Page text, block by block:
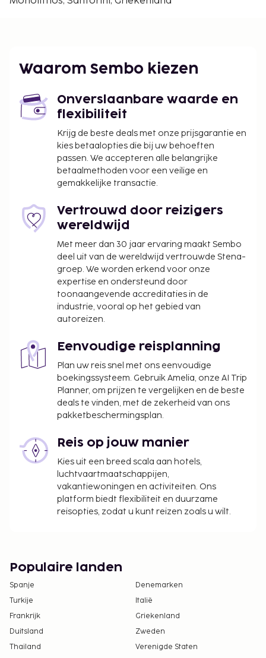
De volgende kosten dienen bij de accommodatie te
toepasselijke belastingen zijn:
Er wordt een stadsbelasting door de stad geïnd
en bij de accommodatie in rekening gebracht.
Deze belasting wordt per seizoen aangepast en
geldt mogelijk niet het hele jaar lang. Er gelden
mogelijk ook andere uitzonderingen en
kortingen. Neem voor meer informatie contact
contactgegevens in de boekingsbevestiging.
De stad heft de volgende belasting: van 1
november tot 31 maart betaal je EUR 0.50 per
accommodatie, per nacht.
De stad heft de volgende belasting: van 1 april
tot 31 oktober betaal je EUR 2.00 per
accommodatie, per nacht.
We hebben alle kosten vermeld die de
Wegens de nationale wetgeving mogen
contante betalingen bij deze accommodatie
het bedrag van EUR 500 niet overschrijden.
Neem voor meer informatie contact op met de
accommodatie via de gegevens in de
Waarom Sembo kiezen
Onverslaanbare waarde en
flexibiliteit
Krijg de beste deals met onze prijsgarantie en
kies betaalopties die bij uw behoeften
passen. We accepteren alle belangrijke
betaalmethoden voor een veilige en
gemakkelijke transactie.
Vertrouwd door reizigers
wereldwijd
Met meer dan 30 jaar ervaring maakt Sembo
deel uit van de wereldwijd vertrouwde Stena-
groep. We worden erkend voor onze
expertise en ondersteund door
toonaangevende accreditaties in de
industrie, vooral op het gebied van
autoreizen.
Eenvoudige reisplanning
Plan uw reis snel met ons eenvoudige
boekingssysteem. Gebruik Amelia, onze AI Trip
Planner, om prijzen te vergelijken en de beste
deals te vinden, met de zekerheid van ons
pakketbeschermingsplan.
Reis op jouw manier
Kies uit een breed scala aan hotels,
luchtvaartmaatschappijen,
vakantiewoningen en activiteiten. Ons
platform biedt flexibiliteit en duurzame
reisopties, zodat u kunt reizen zoals u wilt.
Populaire landen
Spanje
Denemarken
Turkije
Italië
Frankrijk
Griekenland
Duitsland
Zweden
Thailand
Verenigde Staten